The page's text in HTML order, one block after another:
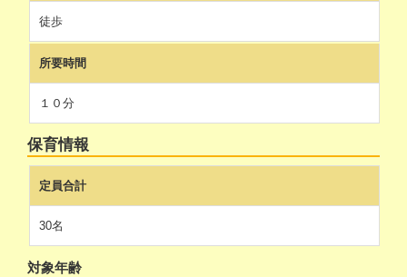
徒歩
所要時間
１０分
保育情報
定員合計
30名
対象年齢